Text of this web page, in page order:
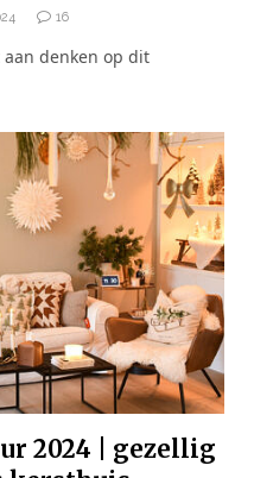
16
denken op dit
2024 | gezellig